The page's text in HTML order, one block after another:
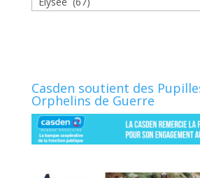
Casden soutient des
Orphelins de Guerre